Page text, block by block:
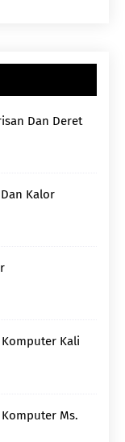
Dan Deret
Kalor
Kali
Ms.